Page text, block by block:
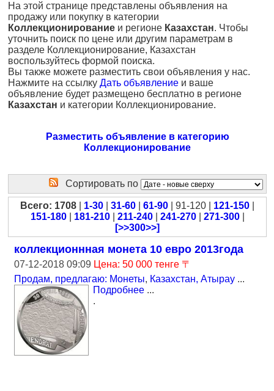
На этой странице представлены объявления на
продажу или покупку в категории
Коллекционирование и регионе Казахстан. Чтобы
уточнить поиск по цене или другим параметрам в
разделе Коллекционирование, Казахстан
воспользуйтесь формой поиска.
Вы также можете разместить свои объявления у нас.
Нажмите на ссылку Дать объявление и ваше
объявление будет размещено бесплатно в регионе
Казахстан и категории Коллекционирование.
Разместить объявление в категорию
Коллекционирование
Сортировать по
Всего: 1708 1-30 31-60 61-90 | 91-120 | 121-150
151-180| 181-210| 211-240| 241-270| 271-300|
[>>300>>]
коллекционнная монета 10 евро 2013года
07-12-2018 09:09 Цена: 50 000 тенге 〒
Продам, предлагаю: Монеты, Казахстан, Атырау ...
Подробнее ...
.